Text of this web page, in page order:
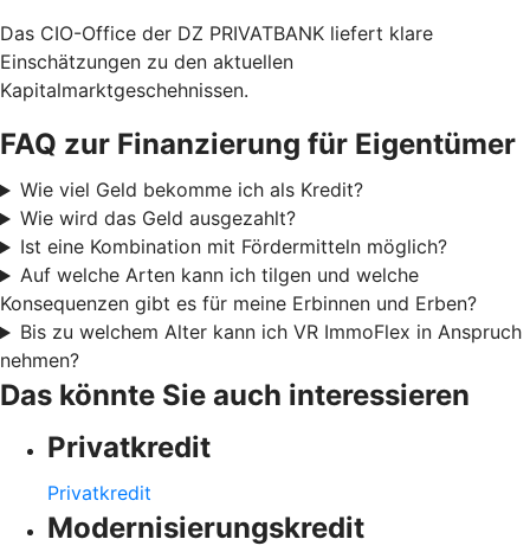
Das CIO-Office der DZ PRIVATBANK liefert klare
Einschätzungen zu den aktuellen
Kapitalmarktgeschehnissen.
FAQ zur Finanzierung für Eigentümer
Wie viel Geld bekomme ich als Kredit?
Wie wird das Geld ausgezahlt?
Ist eine Kombination mit Fördermitteln möglich?
Auf welche Arten kann ich tilgen und welche
Konsequenzen gibt es für meine Erbinnen und Erben?
Bis zu welchem Alter kann ich VR ImmoFlex in Anspruch
nehmen?
Das könnte Sie auch interessieren
Privatkredit
Privatkredit
Modernisierungskredit